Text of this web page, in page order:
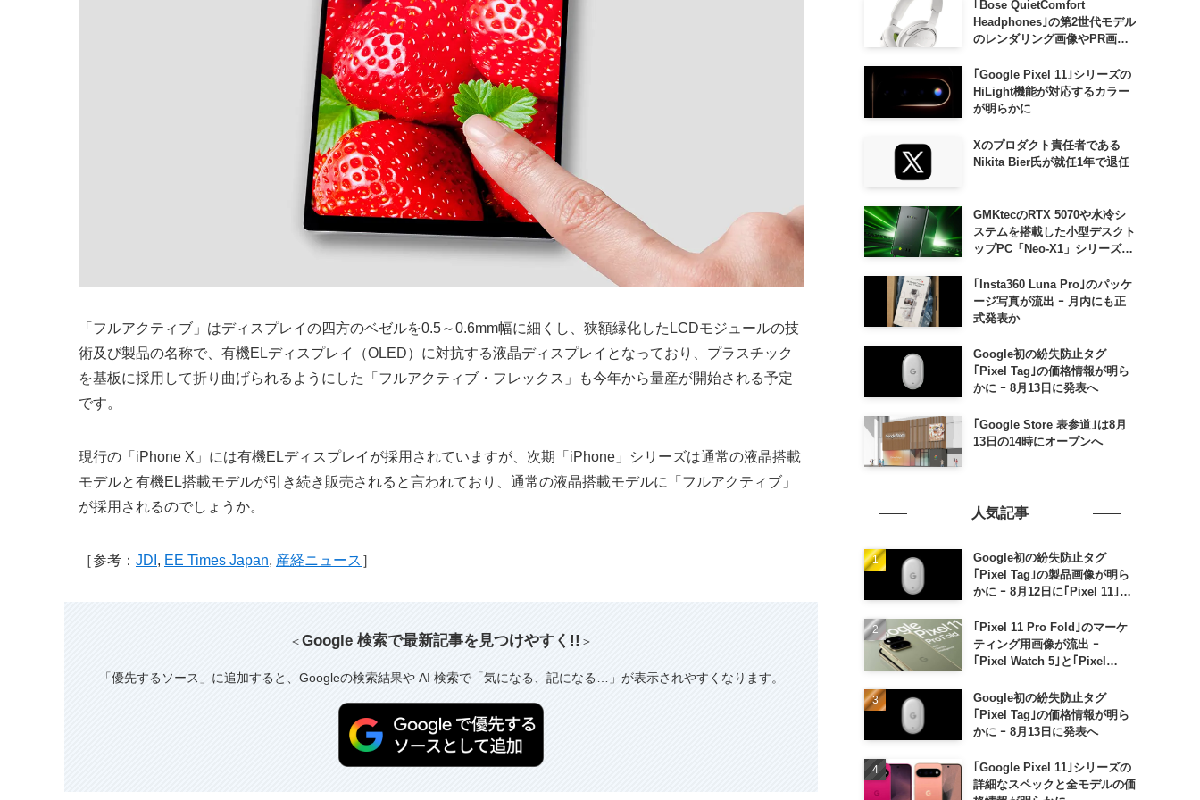
「フルアクティブ」はディスプレイの四方のベゼルを0.5～0.6mm幅に細くし、狭額縁化したLCDモジュールの技
術及び製品の名称で、有機ELディスプレイ（OLED）に対抗する液晶ディスプレイとなっており、プラスチック
を基板に採用して折り曲げられるようにした「フルアクティブ・フレックス」も今年から量産が開始される予定
です。
現行の「iPhone X」には有機ELディスプレイが採用されていますが、次期「iPhone」シリーズは通常の液晶搭載
モデルと有機EL搭載モデルが引き続き販売されると言われており、通常の液晶搭載モデルに「フルアクティブ」
が採用されるのでしょうか。
［参考： JDI , EE Times Japan, 産経ニュース ］
＜Google 検索で最新記事を見つけやすく!! ＞
「優先するソース」に追加すると、Googleの検索結果や AI 検索で「気になる、記になる…」が表示されやすくなります。
｢Bose QuietComfort
Headphones｣の第2世代モデル
のレンダリング画像やPR画像
｢Google Pixel 11｣シリーズの
HiLight機能が対応するカラー
が明らかに
Xのプロダクト責任者である
Nikita Bier氏が就任1年で退任
GMKtecのRTX 5070や水冷シ
ステムを搭載した小型デスクト
ップPC「Neo-X1」シリーズ、
｢Insta360 Luna Pro｣のパッケ
ージ写真が流出 ｰ 月内にも正
式発表か
Google初の紛失防止タグ
｢Pixel Tag｣の価格情報が明ら
かに ｰ 8月13日に発表へ
｢Google Store 表参道｣は8月
13日の14時にオープンへ
人気記事
Google初の紛失防止タグ
｢Pixel Tag｣の製品画像が明ら
かに ｰ 8月12日に｢Pixel 11｣な
｢Pixel 11 Pro Fold｣のマーケ
ティング用画像が流出 ｰ
｢Pixel Watch 5｣と｢Pixel
も
Google初の紛失防止タグ
｢Pixel Tag｣の価格情報が明ら
かに ｰ 8月13日に発表へ
｢Google Pixel 11｣シリーズの
詳細なスペックと全モデルの価